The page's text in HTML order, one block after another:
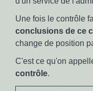
Une fois le contrôle
conclusions de ce
change de position
C'est ce qu'on
contrôle.